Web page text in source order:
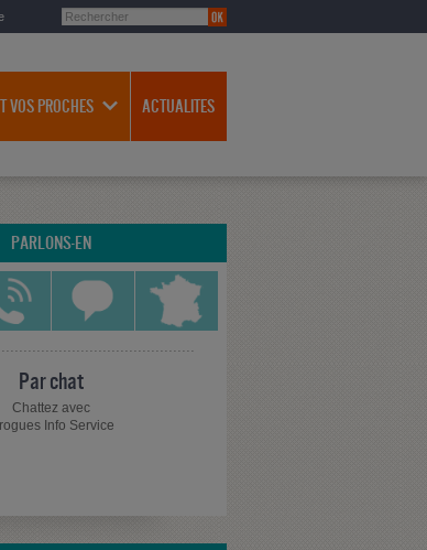
VOS PROCHES ACTUALITES
PARLONS-EN
Par chat
Chattez avec
Info Service